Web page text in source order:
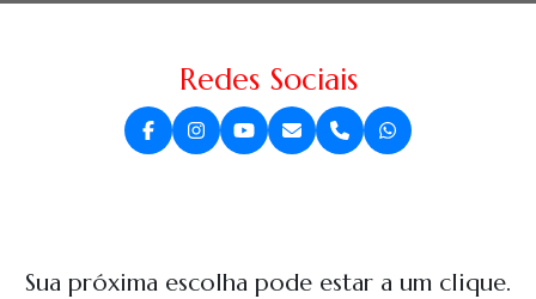
Redes Sociais
Sua próxima escolha pode estar a um clique.